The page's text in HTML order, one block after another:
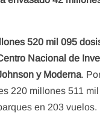
520 mil 095
Nacional de
y Moderna.
220 millones 511
en 203 vuelos.